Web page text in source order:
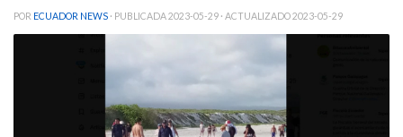
POR ECUADOR NEWS · PUBLICADA2023-05-29 · ACTUALIZADO2023-05-29